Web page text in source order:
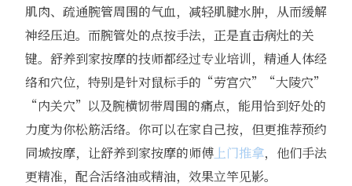
肌肉、疏通腕管周围的气血，减轻肌腱水肿，从而缓解
神经压迫。而腕管处的点按手法，正是直击病灶的关
键。舒养到家按摩的技师都经过专业培训，精通人体经
络和穴位，特别是针对鼠标手的“劳宫穴”“大陵穴”
“内关穴”以及腕横韧带周围的痛点，能用恰到好处的
力度为你松筋活络。你可以在家自己按，但更推荐预约
同城按摩，让舒养到家按摩的师傅上门推拿，他们手法
更精准，配合活络油或精油，效果立竿见影。